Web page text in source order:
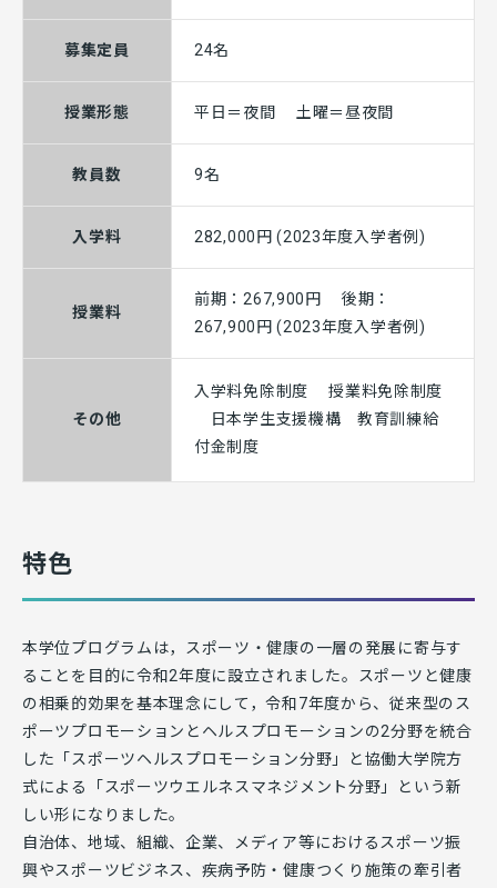
募集定員 24名
授業形態 平日＝夜間 土曜＝昼夜間
教員数 9名
入学料 282,000円 (2023年度入学者例)
授業料
前期：267,900円 後期：
267,900円 (2023年度入学者例)
その他
入学料免除制度 授業料免除制度
日本学生支援機構 教育訓練給
付金制度
特色
本学位プログラムは，スポーツ・健康の一層の発展に寄与す
ることを目的に令和2年度に設立されました。スポーツと健康
の相乗的効果を基本理念にして，令和7年度から、従来型のス
ポーツプロモーションとヘルスプロモーションの2分野を統合
した「スポーツヘルスプロモーション分野」と協働大学院方
式による「スポーツウエルネスマネジメント分野」という新
しい形になりました。
自治体、地域、組織、企業、メディア等におけるスポーツ振
興やスポーツビジネス、疾病予防・健康つくり施策の牽引者